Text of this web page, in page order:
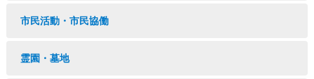
市民活動・市民協働
霊園・墓地